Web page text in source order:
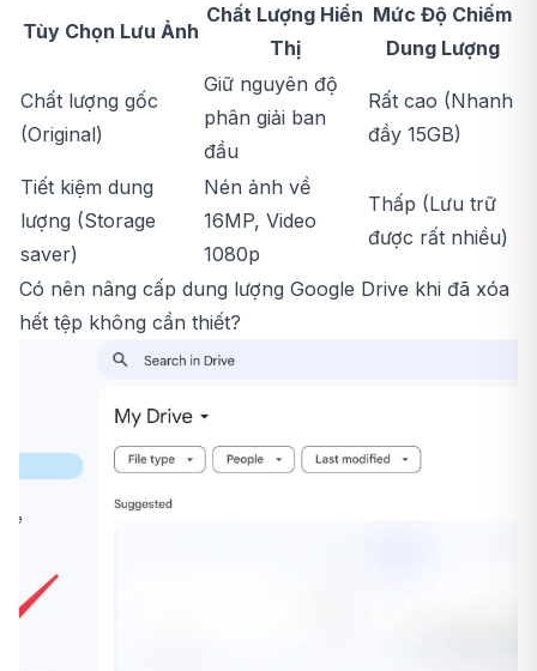
Tùy Chọn Lưu Ảnh
Chất Lượng Hiển
Thị
Mức Độ Chiếm
Dung Lượng
Chất lượng gốc
(Original)
Giữ nguyên độ
phân giải ban
đầu
Rất cao (Nhanh
đầy 15GB)
Tiết kiệm dung
lượng (Storage
saver)
Nén ảnh về
16MP, Video
1080p
Thấp (Lưu trữ
được rất nhiều)
Có nên nâng cấp dung lượng Google Drive khi đã xóa
hết tệp không cần thiết?